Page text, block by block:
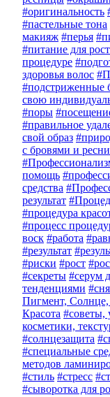
#оригинальность
#пастельные тона
макияж #перья
#питание для
процедуре
здоровья волос
#подстриженные
свою
#поры
#правильное
свой образ
с бровями и
помощь
средства
результат
#процедура
#процесс
воск #работа
#результат
#риски #рост
#секреты #серум
тенденциями
Пигмент,
Красота #советы,
косметики,
#солнцезащита
#специальные
методов
#стиль #стресс
#сыворотка для